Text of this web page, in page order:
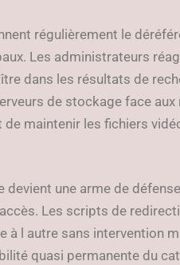
régulièrement le
Les administrateurs
dans les résultats de
de stockage face
maintenir les fichiers
une arme de
Les scripts de
à l autre sans intervention
quasi permanente du